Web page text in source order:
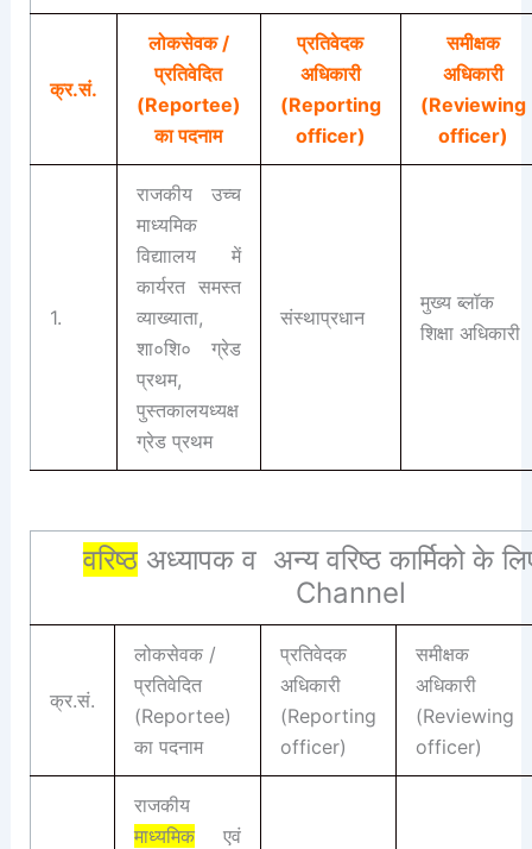
क्र.सं.
लोकसेवक /
प्रतिवेदित
(Reportee)
का पदनाम
प्रतिवेदक
अधिकारी
(Reporting
officer)
समीक्षक
अधिकारी
(Reviewing
officer)
1.
राजकीय उच्च
माध्यमिक
विद्याालय में
कार्यरत समस्त
व्याख्याता,
शा०शि० ग्रेड
प्रथम,
पुस्तकालयध्यक्ष
ग्रेड प्रथम
संस्थाप्रधान
मुख्य ब्लॉक
शिक्षा अधिकारी
वरिष्ठअध्यापक व अन्यवरिष्ठ कार्मिको के
Channel
क्र.सं.
लोकसेवक /
प्रतिवेदित
(Reportee)
का पदनाम
प्रतिवेदक
अधिकारी
(Reporting
officer)
समीक्षक
अधिकारी
(Reviewing
officer)
राजकीय
माध्यमिकएवं